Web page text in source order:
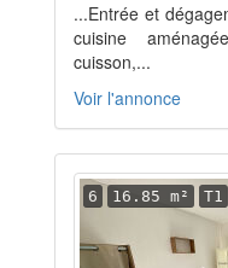
...Entrée et
cuisine
cuisson,...
Voir l'annonce
6 16.85 m² T1